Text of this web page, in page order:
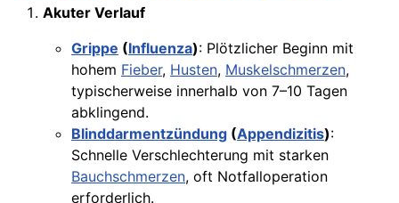
Akuter Verlauf
Grippe (Influenza): Plötzlicher Beginn mit
hohem Fieber, Husten, Muskelschmerzen,
typischerweise innerhalb von 7–10 Tagen
abklingend.
Blinddarmentzündung (Appendizitis):
Schnelle Verschlechterung mit starken
Bauchschmerzen, oft Notfalloperation
erforderlich.